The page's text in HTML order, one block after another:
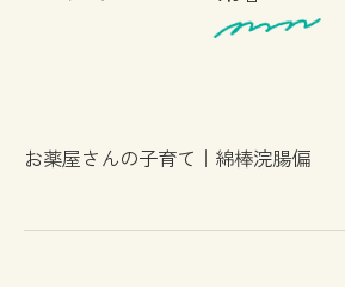
お薬屋さんの子育て｜綿棒浣腸偏